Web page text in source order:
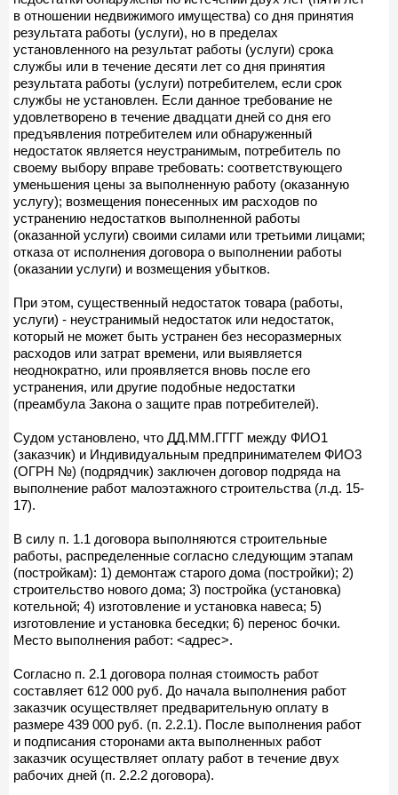
в отношении недвижимого имущества) со дня принятия
результата работы (услуги), но в пределах
установленного на результат работы (услуги) срока
службы или в течение десяти лет со дня принятия
результата работы (услуги) потребителем, если срок
службы не установлен. Если данное требование не
удовлетворено в течение двадцати дней со дня его
предъявления потребителем или обнаруженный
недостаток является неустранимым, потребитель по
своему выбору вправе требовать: соответствующего
уменьшения цены за выполненную работу (оказанную
услугу); возмещения понесенных им расходов по
устранению недостатков выполненной работы
(оказанной услуги) своими силами или третьими лицами;
отказа от исполнения договора о выполнении работы
(оказании услуги) и возмещения убытков.
При этом, существенный недостаток товара (работы,
услуги) - неустранимый недостаток или недостаток,
который не может быть устранен без несоразмерных
расходов или затрат времени, или выявляется
неоднократно, или проявляется вновь после его
устранения, или другие подобные недостатки
(преамбула Закона о защите прав потребителей).
Судом установлено, что ДД.ММ.ГГГГ между ФИО1
(заказчик) и Индивидуальным предпринимателем ФИО3
(ОГРН №) (подрядчик) заключен договор подряда на
выполнение работ малоэтажного строительства (л.д. 15-
17).
В силу п. 1.1 договора выполняются строительные
работы, распределенные согласно следующим этапам
(постройкам): 1) демонтаж старого дома (постройки); 2)
строительство нового дома; 3) постройка (установка)
котельной; 4) изготовление и установка навеса; 5)
изготовление и установка беседки; 6) перенос бочки.
Место выполнения работ: <адрес>.
Согласно п. 2.1 договора полная стоимость работ
составляет 612 000 руб. До начала выполнения работ
заказчик осуществляет предварительную оплату в
размере 439 000 руб. (п. 2.2.1). После выполнения работ
и подписания сторонами акта выполненных работ
заказчик осуществляет оплату работ в течение двух
рабочих дней (п. 2.2.2 договора).